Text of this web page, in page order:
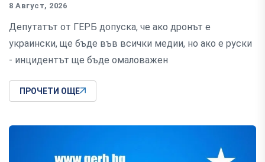
8 Август, 2026
Депутатът от ГЕРБ допуска, че ако дронът е
украински, ще бъде във всички медии, но ако е руски
- инцидентът ще бъде омаловажен
ПРОЧЕТИ ОЩЕ